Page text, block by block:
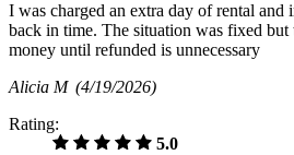
I was charged an extra day of rental and
back in time. The situation was fixed but
money until refunded is unnecessary
Alicia M (4/19/2026)
Rating:
5.0